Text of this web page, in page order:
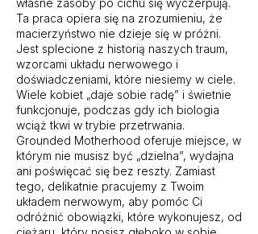
Ta praca opiera się na zrozumieniu, że
macierzyństwo nie dzieje się w próżni.
Jest splecione z historią naszych traum,
wzorcami układu nerwowego i
doświadczeniami, które niesiemy w ciele.
Wiele kobiet „daje sobie radę” i świetnie
funkcjonuje, podczas gdy ich biologia
wciąż tkwi w trybie przetrwania.
Grounded Motherhood oferuje miejsce, w
którym nie musisz być „dzielna”, wydajna
ani poświęcać się bez reszty. Zamiast
tego, delikatnie pracujemy z Twoim
układem nerwowym, aby pomóc Ci
odróżnić obowiązki, które wykonujesz, od